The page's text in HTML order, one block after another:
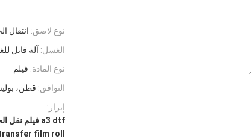
نوع لاصق: انتقال
الغسل: آلة قابل
نوع المادة: فيلم
التوافق: قطن،
إبراز:
a3 dtf فيلم نقل الحرارة,a3 لفة فيلم تحويل الحرارة,فيلم نقل الحرارة Dtf
film roll